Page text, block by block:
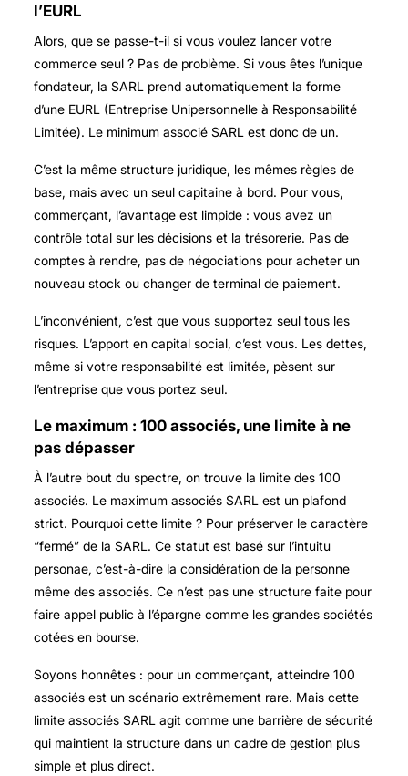
l’EURL
Alors, que se passe-t-il si vous voulez lancer votre
commerce seul ? Pas de problème. Si vous êtes l’unique
fondateur, la SARL prend automatiquement la forme
d’une EURL (Entreprise Unipersonnelle à Responsabilité
Limitée). Le minimum associé SARL est donc de un.
C’est la même structure juridique, les mêmes règles de
base, mais avec un seul capitaine à bord. Pour vous,
commerçant, l’avantage est limpide : vous avez un
contrôle total sur les décisions et la trésorerie. Pas de
comptes à rendre, pas de négociations pour acheter un
nouveau stock ou changer de terminal de paiement.
L’inconvénient, c’est que vous supportez seul tous les
risques. L’apport en capital social, c’est vous. Les dettes,
même si votre responsabilité est limitée, pèsent sur
l’entreprise que vous portez seul.
Le maximum : 100 associés, une limite à ne
pas dépasser
À l’autre bout du spectre, on trouve la limite des 100
associés. Le maximum associés SARL est un plafond
strict. Pourquoi cette limite ? Pour préserver le caractère
“fermé” de la SARL. Ce statut est basé sur l’intuitu
personae, c’est-à-dire la considération de la personne
même des associés. Ce n’est pas une structure faite pour
faire appel public à l’épargne comme les grandes sociétés
cotées en bourse.
Soyons honnêtes : pour un commerçant, atteindre 100
associés est un scénario extrêmement rare. Mais cette
limite associés SARL agit comme une barrière de sécurité
qui maintient la structure dans un cadre de gestion plus
simple et plus direct.